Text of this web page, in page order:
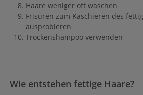
Haare weniger oft waschen
Frisuren zum Kaschieren des
ausprobieren
Trockenshampoo verwenden
Wie entstehen fettige Haare?